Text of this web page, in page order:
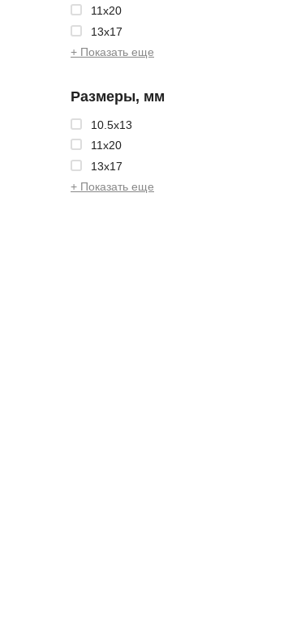
11x20
13x17
+ Показать еще
Размеры, мм
10.5x13
11x20
13x17
+ Показать еще